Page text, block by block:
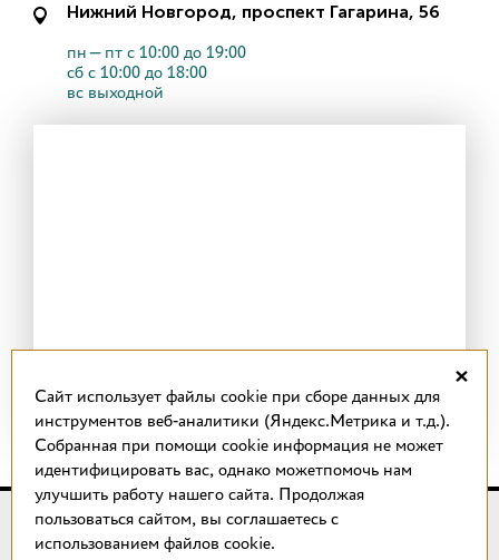
Нижний Новгород, проспект Гагарина, 56
пн—пт с 10:00 до 19:00
сб с 10:00 до 18:00
вс выходной
© 2018 – 2026 КОТТО design
Магазин качественной плитки, светильников, напольных
×
Cайт использует файлы cookie при сборе данных для
инструментов веб-аналитики (Яндекс.Метрика и т.д.).
Собранная при помощи cookie информация не может
идентифицировать вас, однако можетпомочь нам
улучшить работу нашего сайта. Продолжая
пользоваться сайтом, вы соглашаетесь с
использованием файлов cookie.